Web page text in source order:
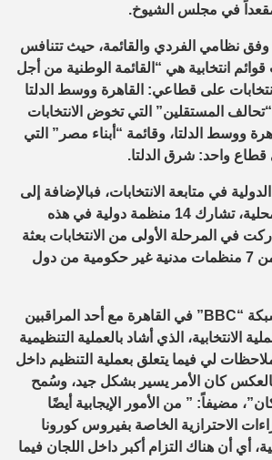
وفق نظامي الفردي والقائمة، حيث تتنافس
انتخابية هي “القائمة الوطنية من أجل
على قطاعي: القاهرة ووسط الدلتا
المستقلين” التي تخوض الانتخابات
ووسط الدلتا، وقائمة “أبناء مصر” التي
واحد: شرق الدلتا.
في متابعة الانتخابات، فبالإضافة إلى
مشاركة 56 منظمة محلية، تشارك 14 منظمة دولية في هذه
في المرحلة الأولى من الانتخابات بعثة
مراقبة دولية مكونة من 7 منظمات مدنية غير حكومية من دول
“
BBC ” في القاهرة مع أحد المراقبين
الانتخابية، الذي أشاد بالعملية التنظيمية
ملاحظات لي فيما يتعلق بعملية التنظيم داخل
بالعكس كان الأمر يسير بشكل جيد، وسُمح
مضيفاً: ” من الأمور الإيجابية أيضًا
الاحترازية الخاصة بفيروس كورونا
أي أن هناك التزام أكبر داخل اللجان فيما